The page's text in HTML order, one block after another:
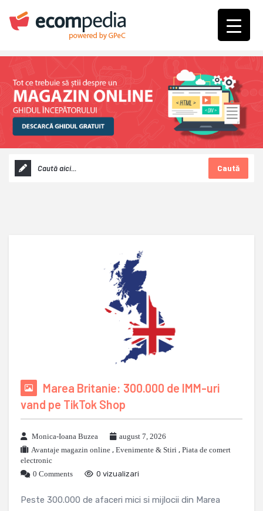
Caută
Marea Britanie: 300.000 de IMM-uri
vand pe TikTok Shop
Monica-Ioana Buzea
august 7, 2026
Avantaje magazin online , Evenimente & Stiri , Piata de comert
electronic
0 Comments
0 vizualizari
Peste 300.000 de afaceri mici si mijlocii din Marea